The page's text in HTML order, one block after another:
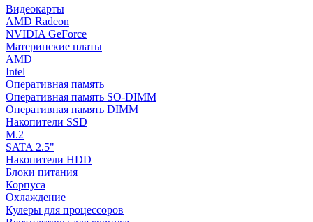
Видеокарты
AMD Radeon
NVIDIA GeForce
Материнские платы
AMD
Intel
Оперативная память
Оперативная память SO-DIMM
Оперативная память DIMM
Накопители SSD
M.2
SATA 2.5"
Накопители HDD
Блоки питания
Корпуса
Охлаждение
Кулеры для процессоров